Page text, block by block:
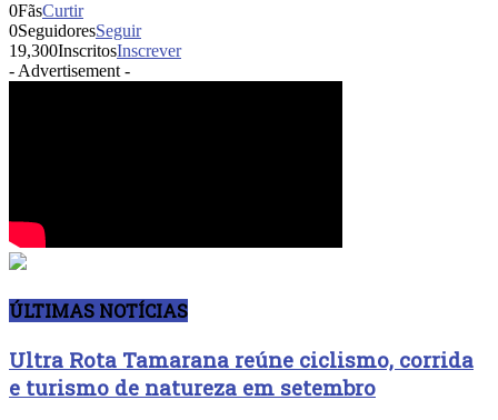
0FãsCurtir
0SeguidoresSeguir
19,300InscritosInscrever
- Advertisement -
ÚLTIMAS NOTÍCIAS
Ultra Rota Tamarana reúne ciclismo, corrida
e turismo de natureza em setembro